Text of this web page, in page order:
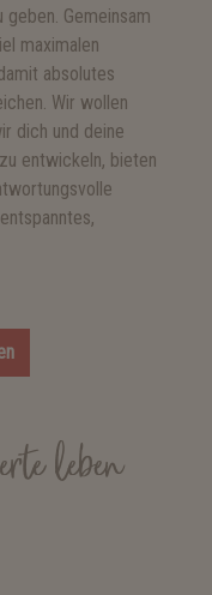
Gemeinsam
maximalen
absolutes
Wir wollen
dich und deine
entwickeln, bieten
leben